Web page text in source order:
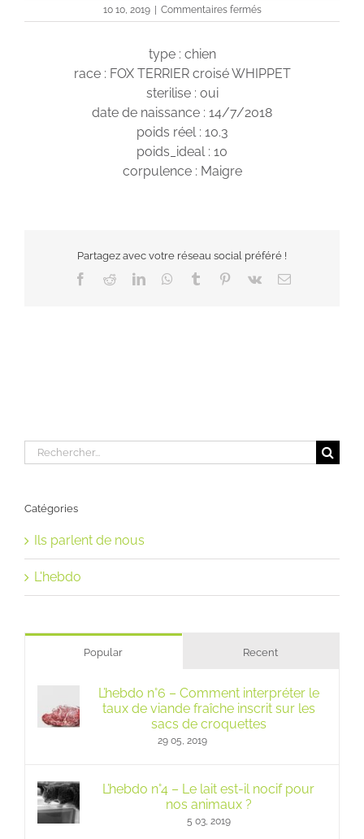
10 10, 2019 Commentaires ferméssur
ollie
type : chien
race : FOX TERRIER croisé WHIPPET
sterilise : oui
date de naissance : 14/7/2018
poids réel : 10.3
poids_ideal : 10
corpulence : Maigre
Partagez avec votre réseau social préféré !
Facebook
RedditLinkedInWhatsApp
Tumblr Pinterest
Vk Email
Rechercher:
Catégories
Ils parlent de nous
L'hebdo
Popular Recent
L’hebdo n°6 – Comment interpréter le
taux de viande fraîche inscrit sur les
sacs de croquettes
29 05, 2019
L’hebdo n°4 – Le lait est-il nocif pour
nos animaux ?
5 03, 2019